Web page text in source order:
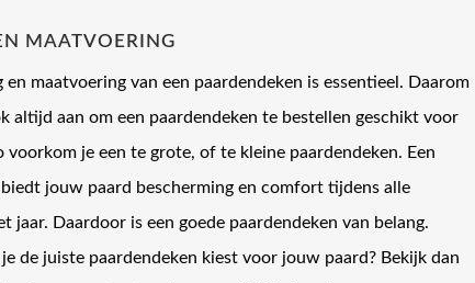
MAATVOERING
en maatvoering van een paardendeken is essentieel. Daarom
altijd aan om een paardendeken te bestellen geschikt voor
voorkom je een te grote, of te kleine paardendeken. Een
jouw paard bescherming en comfort tijdens alle
jaar. Daardoor is een goede paardendeken van belang.
de juiste paardendeken kiest voor jouw paard? Bekijk dan